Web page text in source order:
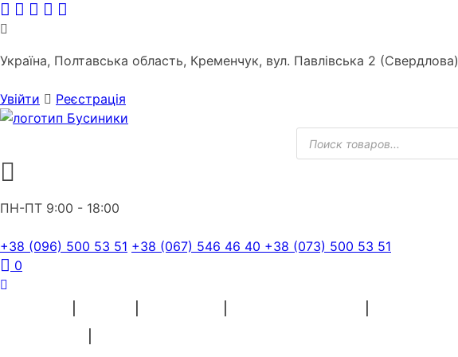
Skip
to
Україна, Полтавська область, Кременчук, вул. Павлівська 2 (Свердлова)
Увійти Реєстрація
Пошук
товарів
ПН-ПТ 9:00 - 18:00
+38 (096) 500 53 51 +38 (067) 546 46 40 +38 (073) 500 53 51
0